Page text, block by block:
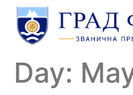
Day: